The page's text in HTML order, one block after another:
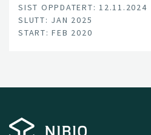
SIST OPPDATERT: 12.11.2024
SLUTT: JAN 2025
START: FEB 2020